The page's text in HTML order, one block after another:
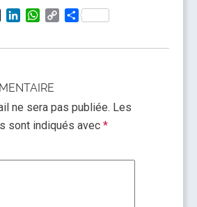
TumblrLinkedInWhatsApp
CopyPartager
ne sera pas publiée. Les
sont indiqués avec *